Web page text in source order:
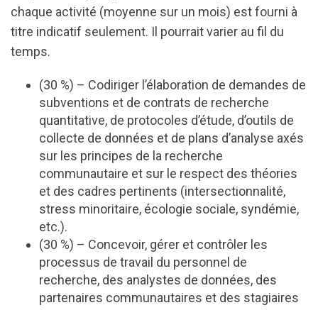
chaque activité (moyenne sur un mois) est fourni à
titre indicatif seulement. Il pourrait varier au fil du
temps.
(30 %) – Codiriger l’élaboration de demandes de
subventions et de contrats de recherche
quantitative, de protocoles d’étude, d’outils de
collecte de données et de plans d’analyse axés
sur les principes de la recherche
communautaire et sur le respect des théories
et des cadres pertinents (intersectionnalité,
stress minoritaire, écologie sociale, syndémie,
etc.).
(30 %) – Concevoir, gérer et contrôler les
processus de travail du personnel de
recherche, des analystes de données, des
partenaires communautaires et des stagiaires